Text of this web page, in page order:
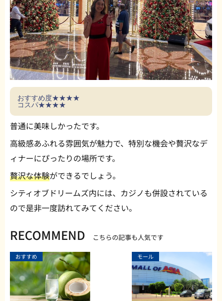
おすすめ度★★★★
コスパ★★★★
普通に美味しかったです。
高級感あふれる雰囲気が魅力で、特別な機会や贅沢なデ
ィナーにぴったりの場所です。
贅沢な体験ができるでしょう。
シティオブドリームズ内には、カジノも併設されている
ので是非一度訪れてみてください。
RECOMMEND こちらの記事も人気です
おすすめ モール